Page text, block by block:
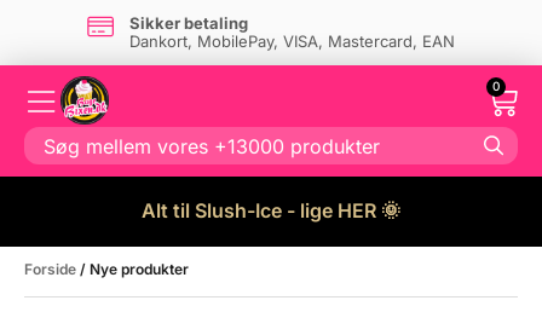
Dansk firma
- og eget lager i Danmark
0
Alt til Slush-Ice - lige HER 🌞
Forside / Nye produkter